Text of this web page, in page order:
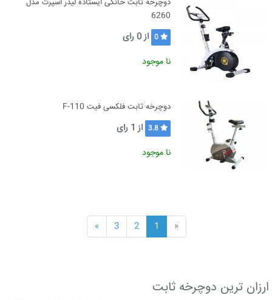
دوچرخه ثابت خانگی ایستاده لیدر اسپرت مدل
6260
0 از0 رای
نا موجود
دوچرخه ثابت فلکسی فیت F-110
3.8 از 1 رای
نا موجود
«
1
2
3
»
ارزان ترین دوچرخه ثابت